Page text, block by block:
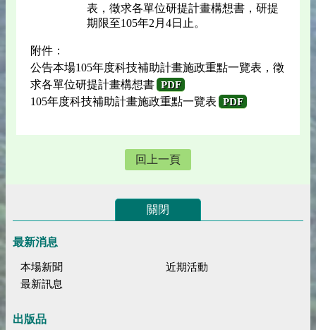
表，徵求各單位研提計畫構想書，研提
期限至105年2月4日止。
附件：
公告本場105年度科技補助計畫施政重點一覽表，徵
求各單位研提計畫構想書 PDF
105年度科技補助計畫施政重點一覽表 PDF
回上一頁
關閉
最新消息
本場新聞
近期活動
最新訊息
出版品